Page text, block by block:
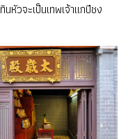
หัวจะเป็นเทพเจ้าแกปีชง